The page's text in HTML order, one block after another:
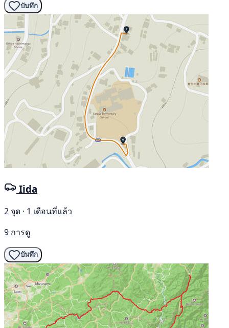
บันทึก
Iida
2 จุด · 1 เดือนที่แล้ว
9 การดู
บันทึก